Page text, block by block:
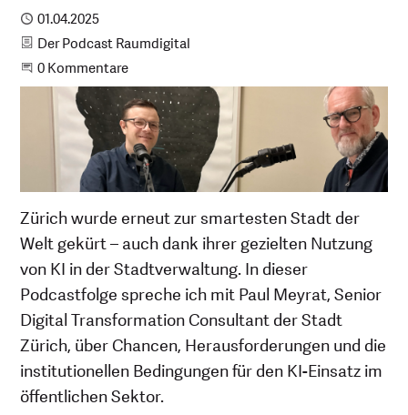
Publiziert
01.04.2025
Kategorie
Der Podcast Raumdigital
Beginne eine Unterhaltung
0 Kommentare
Zürich wurde erneut zur smartesten Stadt der
Welt gekürt – auch dank ihrer gezielten Nutzung
von KI in der Stadtverwaltung. In dieser
Podcastfolge spreche ich mit Paul Meyrat, Senior
Digital Transformation Consultant der Stadt
Zürich, über Chancen, Herausforderungen und die
institutionellen Bedingungen für den KI-Einsatz im
öffentlichen Sektor.